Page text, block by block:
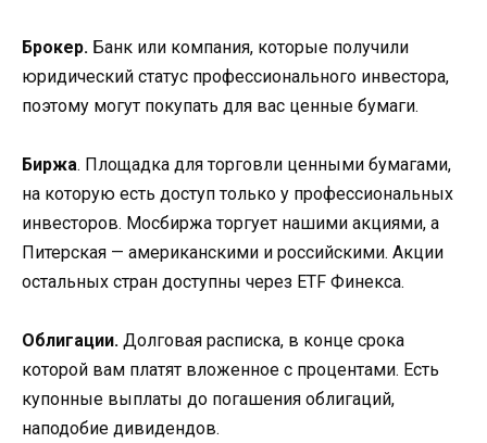
Брокер. Банк или компания, которые получили
юридический статус профессионального инвестора,
поэтому могут покупать для вас ценные бумаги.
Биржа. Площадка для торговли ценными бумагами,
на которую есть доступ только у профессиональных
инвесторов. Мосбиржа торгует нашими акциями, а
Питерская — американскими и российскими. Акции
остальных стран доступны через ETF Финекса.
Облигации. Долговая расписка, в конце срока
которой вам платят вложенное с процентами. Есть
купонные выплаты до погашения облигаций,
наподобие дивидендов.